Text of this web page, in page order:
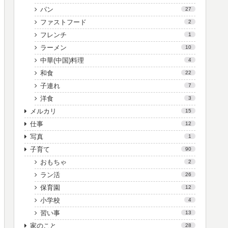
パン
27
ファストフード 2
フレンチ 1
ラーメン 10
中華(中国)料理 4
和食 22
子連れ 7
洋食 3
メルカリ 15
仕事 12
写真 1
子育て 90
おもちゃ 2
ラン活 26
保育園 12
小学校 4
習い事 13
家のこと 28